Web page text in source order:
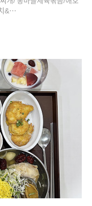
&…